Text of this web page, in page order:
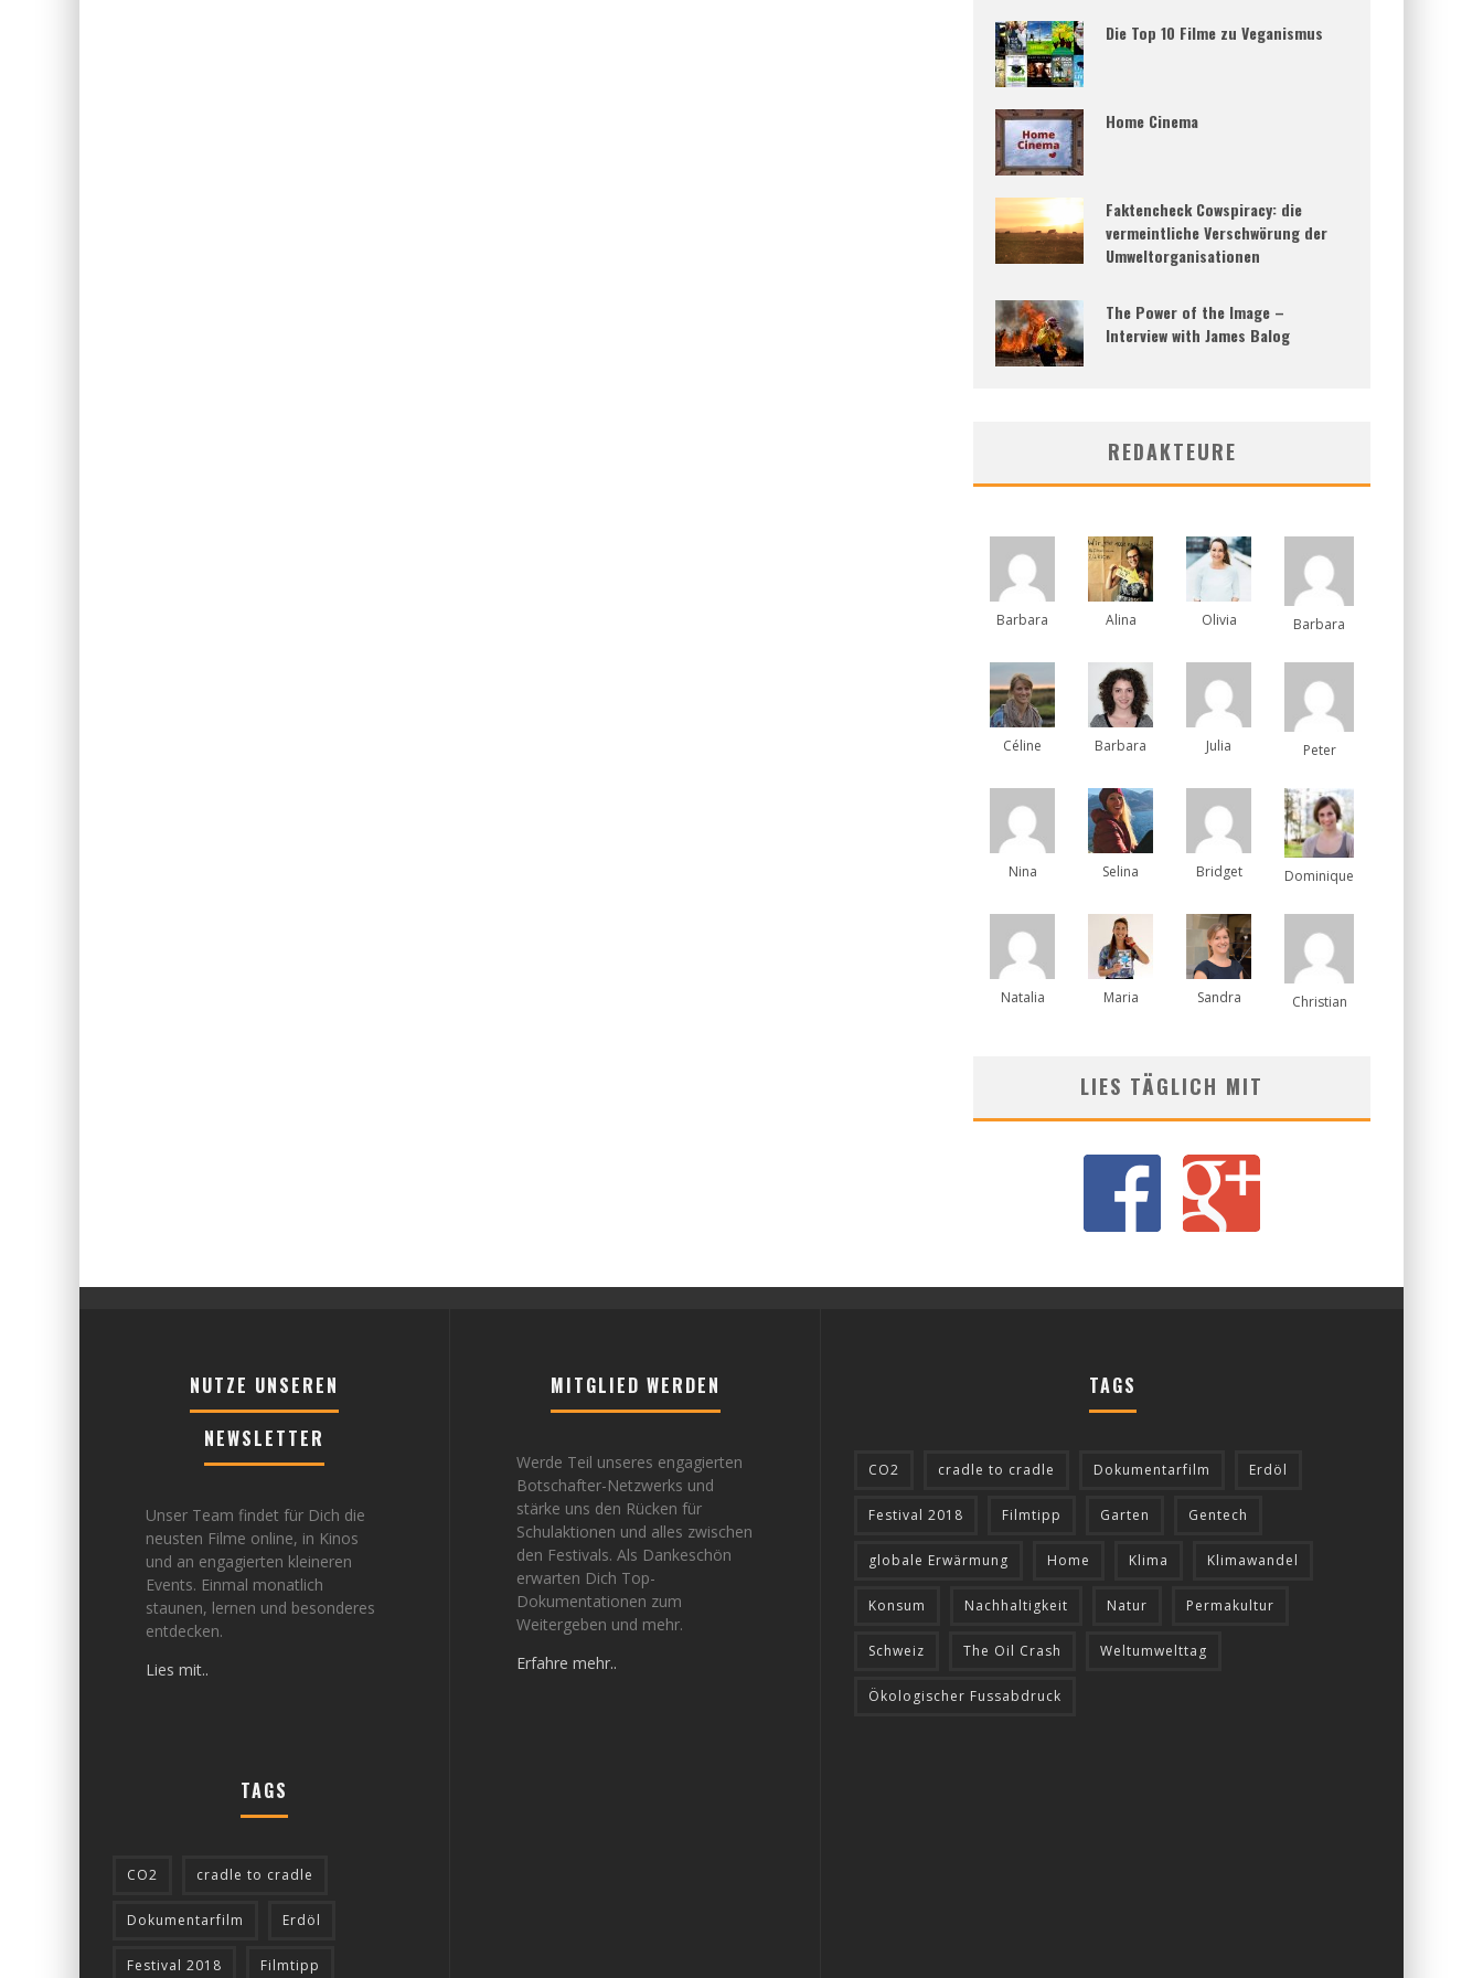
Die Top 10 Filme zu Veganismus
Home Cinema
Faktencheck Cowspiracy: die
vermeintliche Verschwörung der
Umweltorganisationen
The Power of the Image –
Interview with James Balog
REDAKTEURE
Barbara Alina Olivia Barbara
Céline Barbara Julia Peter
Nina Selina Bridget Dominique
Natalia Maria Sandra Christian
LIES TÄGLICH MIT
NUTZE UNSEREN
NEWSLETTER
Unser Team findet für Dich die
neusten Filme online, in Kinos
und an engagierten kleineren
Events. Einmal monatlich
staunen, lernen und besonderes
entdecken.
Lies mit..
TAGS
CO2 cradle to cradle
Dokumentarfilm Erdöl
Festival 2018 Filmtipp
MITGLIED WERDEN
Werde Teil unseres engagierten
Botschafter-Netzwerks und
stärke uns den Rücken für
Schulaktionen und alles zwischen
den Festivals. Als Dankeschön
erwarten Dich Top-
Dokumentationen zum
Weitergeben und mehr.
Erfahre mehr..
TAGS
CO2 cradle to cradle Dokumentarfilm Erdöl
Festival 2018 Filmtipp Garten Gentech
globale Erwärmung Home Klima Klimawandel
Konsum Nachhaltigkeit Natur Permakultur
Schweiz The Oil Crash Weltumwelttag
Ökologischer Fussabdruck